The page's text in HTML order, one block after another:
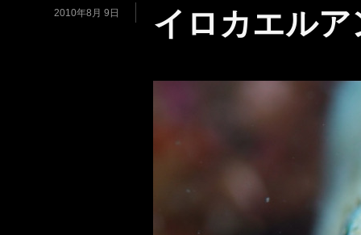
2010年8月 9日 イロカエル